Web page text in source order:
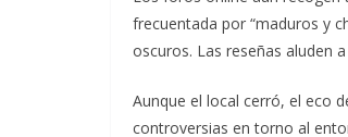
frecuentada por “maduros y
oscuros. Las reseñas aluden
Aunque el local cerró, el eco
controversias en torno al